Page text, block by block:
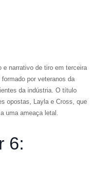
e narrativo de tiro em terceira
por veteranos da
da indústria. O título
opostas, Layla e Cross, que
uma ameaça letal.
6: